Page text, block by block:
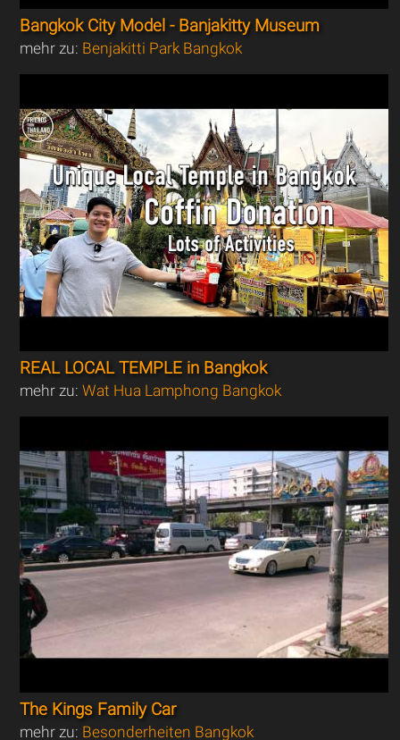
Bangkok City Model - Banjakitty Museum
mehr zu: Benjakitti Park Bangkok
REAL LOCAL TEMPLE in Bangkok
mehr zu:Wat Hua Lamphong Bangkok
The Kings Family Car
mehr zu: Besonderheiten Bangkok